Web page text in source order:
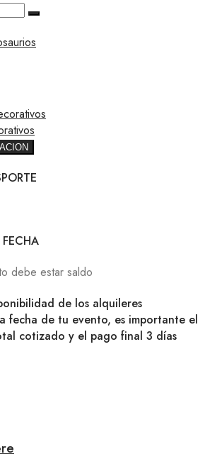
debe estar saldo
de los alquileres
fecha de tu evento, es importante el
cotizado y el pago final 3 días